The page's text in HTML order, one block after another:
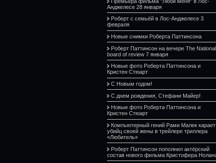
Анджелесе 28 января
Роберт с семьёй в Лос-Анджелесе 3
февраля
Новые снимки Роберта Паттинсона
Роберт Паттинсон на вечере The National
board of review 7 января
Новые фото Роберта Паттинсона и
Кристен Стюарт
С Новым годом!
С днем рождения, Стефани Майер!
Новые фото Роберта Паттинсона и
Кристен Стюарт
Компьютерный гений Рами Малек карает
убийц своей жены в трейлере триллера
«Любитель»
Роберт Паттинсон пополнил актёрский
состав нового фильма Кристофера